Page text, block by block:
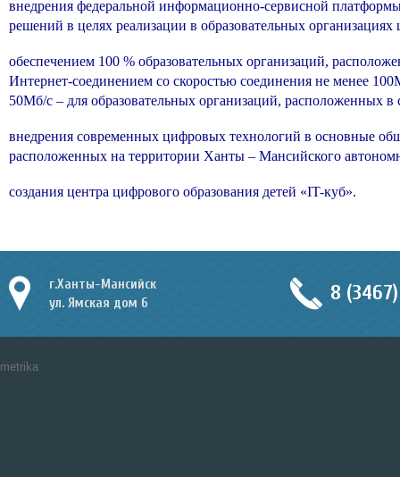
внедрения федеральной информационно-сервисной
решений в целях реализации в образовательных
обеспечением 100 % образовательных организаций,
Интернет-соединением со скоростью соединения не менее
50Мб/c – для образовательных организаций, расположенных в
внедрения современных цифровых технологий в основные
расположенных на территории Ханты – Мансийского
создания центра цифрового образования детей «IT-куб».
г.Ханты-Мансийск
ул. Ямская дом 6
8
metrika